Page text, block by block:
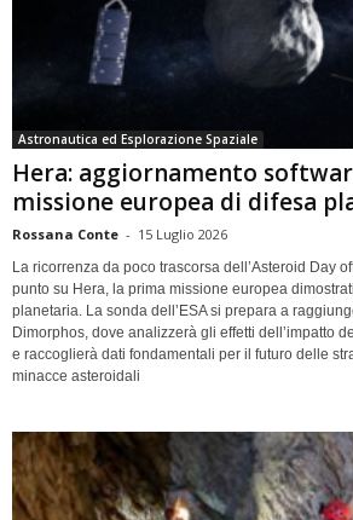
Astronautica ed Esplorazione Spaziale
Hera: aggiornamento
missione europea di difesa
Rossana Conte - 15 Luglio 2026
La ricorrenza da poco trascorsa dell’Asteroid Day
punto su Hera, la prima missione europea
planetaria. La sonda dell’ESA si prepara a
Dimorphos, dove analizzerà gli effetti dell’impatto
e raccoglierà dati fondamentali per il futuro delle
minacce asteroidali